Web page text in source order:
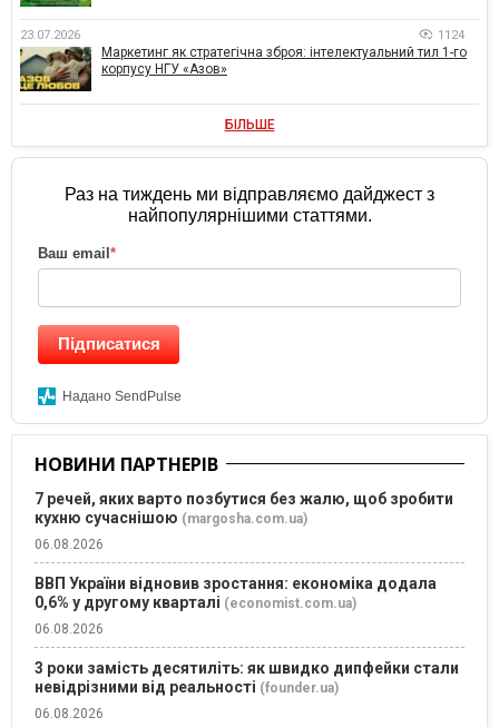
23.07.2026 1124
Маркетинг як стратегічна зброя: інтелектуальний тил 1-го
корпусу НГУ «Азов»
БІЛЬШЕ
Раз на тиждень ми відправляємо дайджест з
найпопулярнішими статтями.
Ваш email *
Підписатися
Надано SendPulse
НОВИНИ ПАРТНЕРІВ
7 речей, яких варто позбутися без жалю, щоб зробити
кухню сучаснішою (margosha.com.ua)
06.08.2026
ВВП України відновив зростання: економіка додала
0,6% у другому кварталі (economist.com.ua)
06.08.2026
3 роки замість десятиліть: як швидко дипфейки стали
невідрізними від реальності (founder.ua)
06.08.2026